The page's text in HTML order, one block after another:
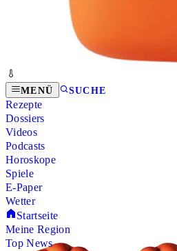
MENÜ SUCHE
Rezepte
Dossiers
Videos
Podcasts
Horoskope
Spiele
E-Paper
Wetter
Startseite
Meine Region
Top News